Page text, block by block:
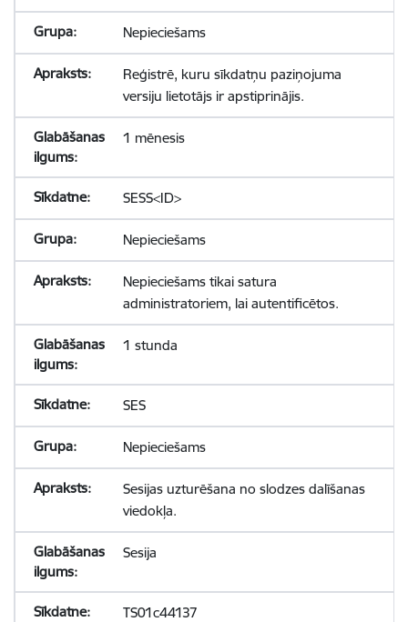
Nepieciešams
Reģistrē, kuru sīkdatņu paziņojuma
versiju lietotājs ir apstiprinājis.
1 mēnesis
SESS<ID>
Nepieciešams
Nepieciešams tikai satura
administratoriem, lai autentificētos.
1 stunda
SES
Nepieciešams
Sesijas uzturēšana no slodzes dalīšanas
viedokļa.
Sesija
TS01c44137